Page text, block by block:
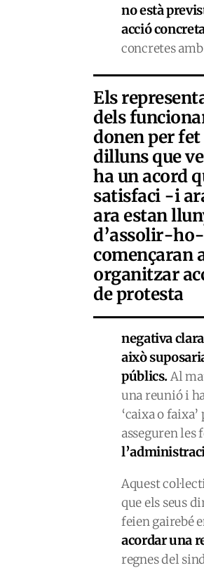
no està
acció
concretes
Els
dels
donen per fet
dilluns que
ha un acord
satisfaci -i
ara estan
d’assolir-
començaran
organitzar
de protesta
negativa
això
públics.Al
una reunió i
‘caixa o
asseguren les
Aquest
que els seus
feien gairebé
acordar una
regnes del